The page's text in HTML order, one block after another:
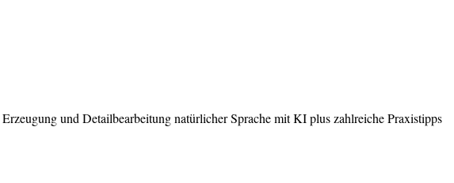
und Detailbearbeitung natürlicher Sprache mit KI plus zahlreiche Praxistipps